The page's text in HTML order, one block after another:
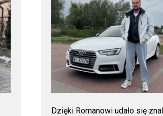
Dzięki Romanowi udało się